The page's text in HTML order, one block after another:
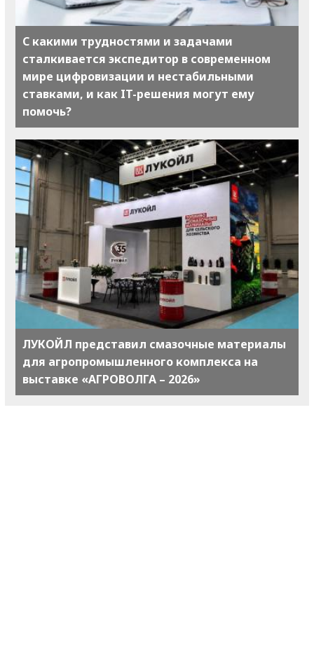
С какими трудностями и задачами
сталкивается экспедитор в современном
мире цифровизации и нестабильными
ставками, и как IT-решения могут ему
помочь?
ЛУКОЙЛ представил смазочные материалы
для агропромышленного комплекса на
выставке «АГРОВОЛГА – 2026»